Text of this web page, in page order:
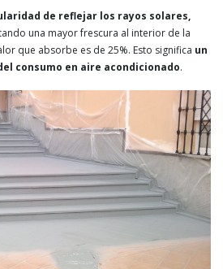
de reflejar los rayos solares,
una mayor frescura al interior de la
que absorbe es de 25%. Esto significa un
consumo en aire acondicionado.